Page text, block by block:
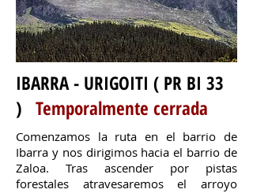
IBARRA - URIGOITI ( PR BI 33
) Temporalmente cerrada
Comenzamos la ruta en el barrio de
Ibarra y nos dirigimos hacia el barrio de
Zaloa. Tras ascender por pistas
forestales atravesaremos el arroyo